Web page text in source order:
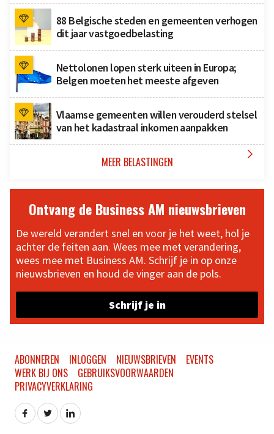
88 Belgische steden en gemeenten verhogen
dit jaar vastgoedbelasting
Nettolonen lopen sterk uiteen in Europa;
Belgen moeten het meeste afgeven
Vlaamse gemeenten willen verouderd stelsel
van het kadastraal inkomen aanpakken
MEER BELASTINGEN 
Ontvang de Business AM nieuwsbrieven
De wereld verandert snel en voor je het weet, hol je
achter de feiten aan. Wees mee met verandering,
wees mee met Business AM. Schrijf je in op onze
nieuwsbrieven en houd de vinger aan de pols.
Schrijf je in
ABONNEREN INLOGGEN NIEUWSBRIEVEN
EVENTS
WERK BIJ ONS
GEBRUIKSVOORWAARDEN
PRIVACYVERKLARING